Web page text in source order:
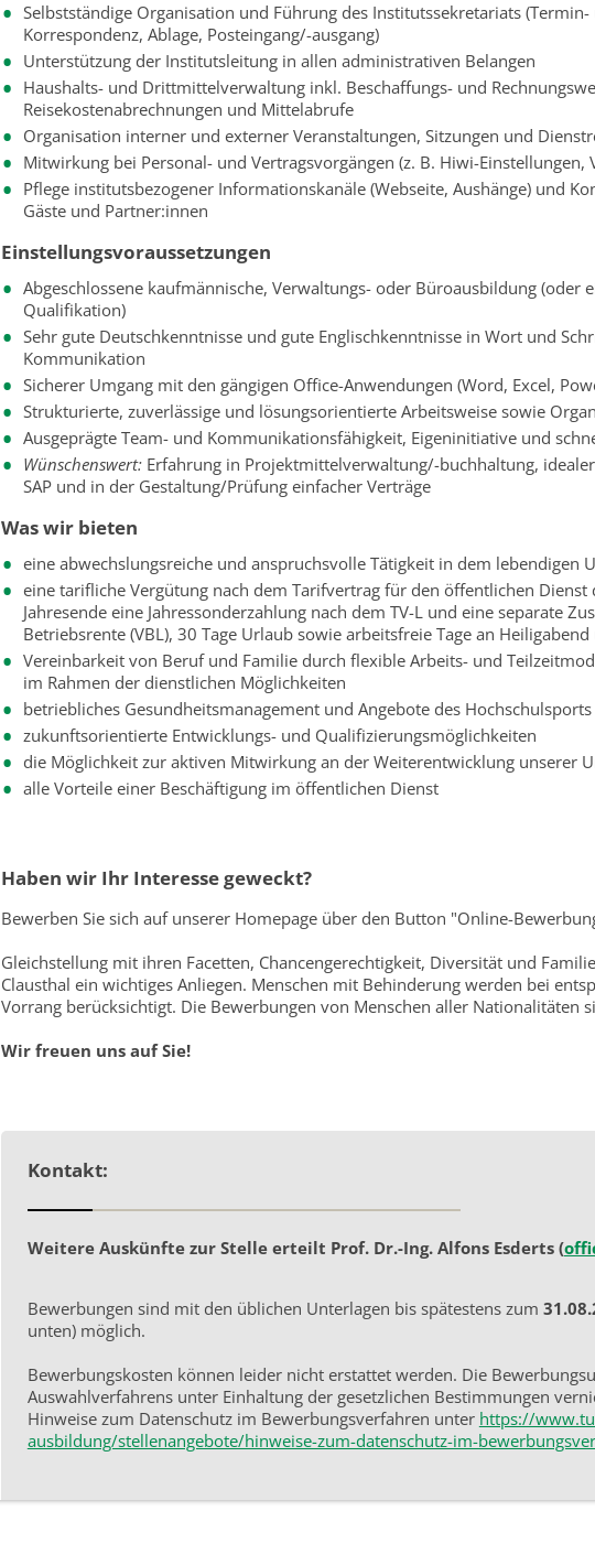
Selbstständige Organisation und Führung des Institutssekretariats
Korrespondenz, Ablage, Posteingang/-ausgang)
Unterstützung der Institutsleitung in allen administrativen Belangen
Haushalts- und Drittmittelverwaltung inkl. Beschaffungs- und
Reisekostenabrechnungen und Mittelabrufe
Organisation interner und externer Veranstaltungen, Sitzungen und
Mitwirkung bei Personal- und Vertragsvorgängen (z. B. Hiwi-Einstellungen,
Pflege institutsbezogener Informationskanäle (Webseite, Aushänge) und
Gäste und Partner:innen
Einstellungsvoraussetzungen
Abgeschlossene kaufmännische, Verwaltungs- oder Büroausbildung (oder
Qualifikation)
Sehr gute Deutschkenntnisse und gute Englischkenntnisse in Wort und
Kommunikation
Sicherer Umgang mit den gängigen Office-Anwendungen (Word, Excel,
Strukturierte, zuverlässige und lösungsorientierte Arbeitsweise sowie
Ausgeprägte Team- und Kommunikationsfähigkeit, Eigeninitiative und
Wünschenswert:Erfahrung in Projektmittelverwaltung/-buchhaltung,
SAP und in der Gestaltung/Prüfung einfacher Verträge
Was wir bieten
eine abwechslungsreiche und anspruchsvolle Tätigkeit in dem lebendigen
eine tarifliche Vergütung nach dem Tarifvertrag für den öffentlichen Dienst
Jahresende eine Jahressonderzahlung nach dem TV-L und eine separate
Betriebsrente (VBL), 30 Tage Urlaub sowie arbeitsfreie Tage an
Vereinbarkeit von Beruf und Familie durch flexible Arbeits- und
im Rahmen der dienstlichen Möglichkeiten
betriebliches Gesundheitsmanagement und Angebote des Hochschulsports
zukunftsorientierte Entwicklungs- und Qualifizierungsmöglichkeiten
die Möglichkeit zur aktiven Mitwirkung an der Weiterentwicklung unserer
alle Vorteile einer Beschäftigung im öffentlichen Dienst
Haben wir Ihr Interesse geweckt?
Bewerben Sie sich auf unserer Homepage über den Button "Online-
Gleichstellung mit ihren Facetten, Chancengerechtigkeit, Diversität und
Clausthal ein wichtiges Anliegen. Menschen mit Behinderung werden bei
Vorrang berücksichtigt. Die Bewerbungen von Menschen aller Nationalitäten
Wir freuen uns auf Sie!
Kontakt:
Weitere Auskünfte zur Stelle erteilt Prof. Dr.-Ing. Alfons Esderts (
Bewerbungen sind mit den üblichen Unterlagen bis spätestens zum
unten) möglich.
Bewerbungskosten können leider nicht erstattet werden. Die
Auswahlverfahrens unter Einhaltung der gesetzlichen Bestimmungen
Hinweise zum Datenschutz im Bewerbungsverfahren unter https://
ausbildung/stellenangebote/hinweise-zum-datenschutz-im-